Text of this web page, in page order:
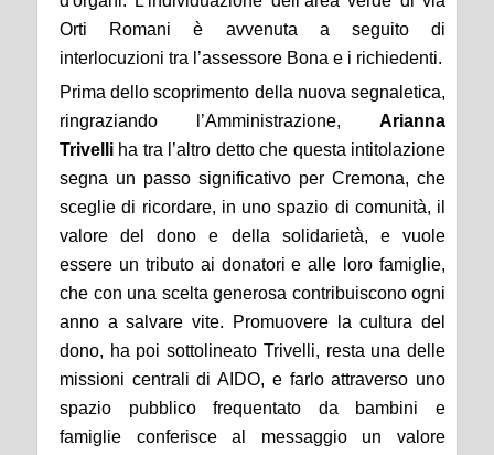
Orti Romani è avvenuta a seguito di
interlocuzioni tra l’assessore Bona e i richiedenti.
Prima dello scoprimento della nuova segnaletica,
ringraziando l’Amministrazione, Arianna
Trivelli ha tra l’altro detto che questa intitolazione
segna un passo significativo per Cremona, che
sceglie di ricordare, in uno spazio di comunità, il
valore del dono e della solidarietà, e vuole
essere un tributo ai donatori e alle loro famiglie,
che con una scelta generosa contribuiscono ogni
anno a salvare vite. Promuovere la cultura del
dono, ha poi sottolineato Trivelli, resta una delle
missioni centrali di AIDO, e farlo attraverso uno
spazio pubblico frequentato da bambini e
famiglie conferisce al messaggio un valore